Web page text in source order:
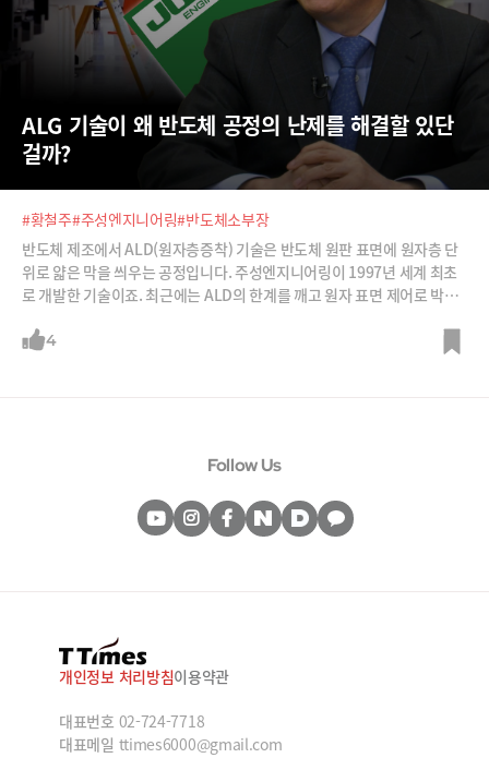
ALG 기술이 왜 반도체 공정의 난제를 해결할 있단
걸까?
#황철주#주성엔지니어링#반도체소부장
반도체 제조에서 ALD(원자층증착) 기술은 반도체 원판 표면에 원자층 단
위로 얇은 막을 씌우는 공정입니다. 주성엔지니어링이 1997년 세계 최초
로 개발한 기술이죠. 최근에는 ALD의 한계를 깨고 원자 표면 제어로 박막
준비하고 있습니다. 반도체 공정 패러다임 전환이라고 합니다. 황철주 회
4
Follow Us
개인정보 처리방침이용약관
대표번호 02-724-7718
대표메일 ttimes6000@gmail.com